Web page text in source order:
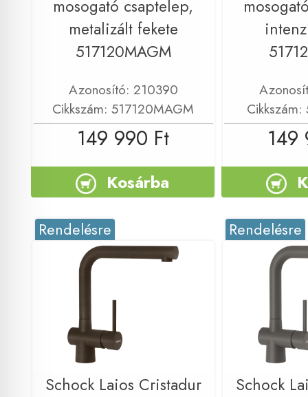
mosogató csaptelep,
metalizált fekete
517120MAGM
Azonosító: 210390
Cikkszám: 517120MAGM
149 990 Ft
Kosárba
Cikkszám:
149
Rendelésre
Schock Laios Cristadur
Rendelésre
Schock